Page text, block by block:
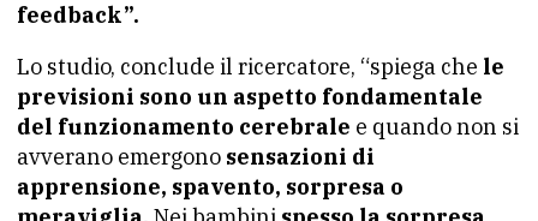
feedback”.
Lo studio, conclude il ricercatore, “spiega che le
previsioni sono un aspetto fondamentale
del funzionamento cerebrale e quando non si
avverano emergono sensazioni di
apprensione, spavento, sorpresa o